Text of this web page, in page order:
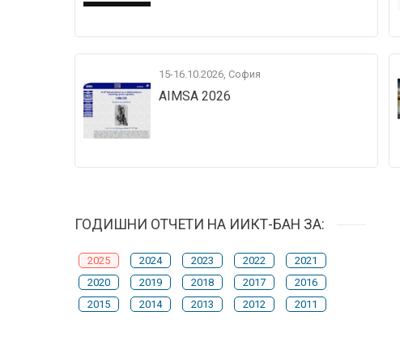
15-16.10.2026, София
AIMSA 2026
ГОДИШНИ ОТЧЕТИ НА ИИКТ-БАН ЗА:
2025 2024 2023 2022
2021
2020
2019 2018 2017
2016
2015
2014 2013 2012 2011